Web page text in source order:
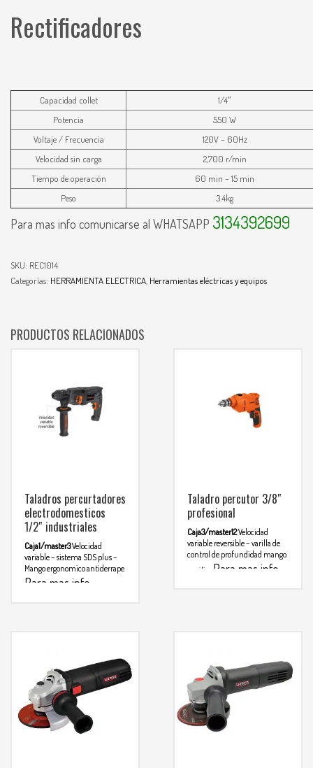
Rectificadores
Capacidad collet
1/4″
Potencia
550 W
Voltaje / Frecuencia
120V – 60Hz
Velocidad sin carga
2,700 r/min
Tiempo de operación
60 min – 15 min
Peso
3.4kg
Para mas info comunicarse al WHATSAPP 3134392699
SKU: REC1014
Categorías: HERRAMIENTA ELECTRICA Herramientas eléctricas y equipos
PRODUCTOS RELACIONADOS
Taladros percurtadores
electrodomesticos
1/2″ industriales
Caja1/master3Velocidad
variable – sistema SDS plus –
Mango ergonomico antiderrape
Para mas info
Taladro percutor 3/8″
profesional
Caja3/master12Velocidad
variable reversible – varilla de
control de profundidad mango
auxiliar
Para mas info